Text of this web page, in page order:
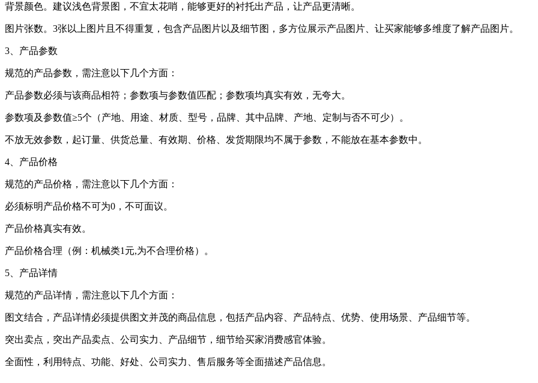
背景颜色。建议浅色背景图，不宜太花哨，能够更好的衬托出产品，让产品更清晰。
图片张数。3张以上图片且不得重复，包含产品图片以及细节图，多方位展示产品图片、让买家能够多维度了解产品图片。
3、产品参数
规范的产品参数，需注意以下几个方面：
产品参数必须与该商品相符；参数项与参数值匹配；参数项均真实有效，无夸大。
参数项及参数值≥5个（产地、用途、材质、型号，品牌、其中品牌、产地、定制与否不可少）。
不放无效参数，起订量、供货总量、有效期、价格、发货期限均不属于参数，不能放在基本参数中。
4、产品价格
规范的产品价格，需注意以下几个方面：
必须标明产品价格不可为0，不可面议。
产品价格真实有效。
产品价格合理（例：机械类1元,为不合理价格）。
5、产品详情
规范的产品详情，需注意以下几个方面：
图文结合，产品详情必须提供图文并茂的商品信息，包括产品内容、产品特点、优势、使用场景、产品细节等。
突出卖点，突出产品卖点、公司实力、产品细节，细节给买家消费感官体验。
全面性，利用特点、功能、好处、公司实力、售后服务等全面描述产品信息。